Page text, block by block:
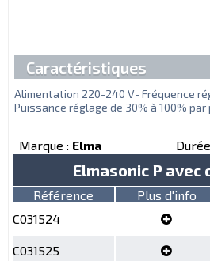
Caractéristiques
Alimentation 220-240 V- Fréquence
Puissance réglage de 30% à 100% par
Marque : Elma
Elmasonic P avec
Référence Plus d'info
C031524
C031525